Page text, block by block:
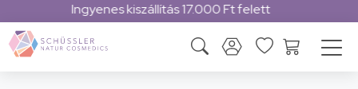
Magyar márka